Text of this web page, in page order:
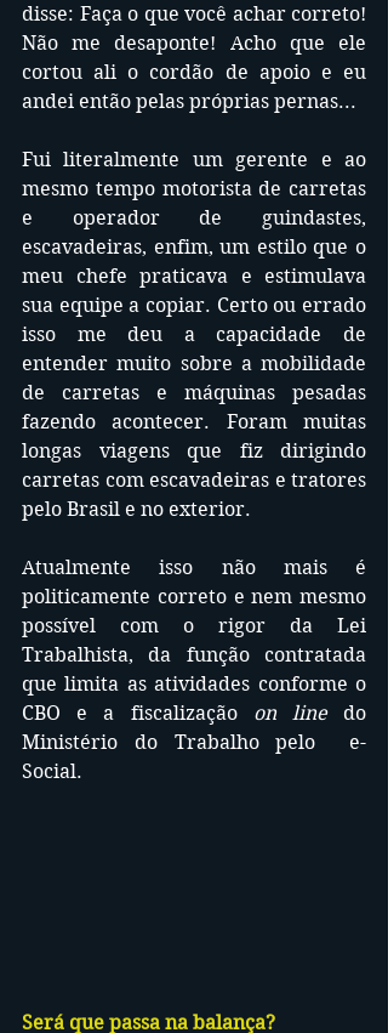
disse: Faça o que você achar correto!
Não me desaponte! Acho que ele
cortou ali o cordão de apoio e eu
andei então pelas próprias pernas...
Fui literalmente um gerente e ao
mesmo tempo motorista de carretas
e operador de guindastes,
escavadeiras, enfim, um estilo que o
meu chefe praticava e estimulava
sua equipe a copiar. Certo ou errado
isso me deu a capacidade de
entender muito sobre a mobilidade
de carretas e máquinas pesadas
fazendo acontecer. Foram muitas
longas viagens que fiz dirigindo
carretas com escavadeiras e tratores
pelo Brasil e no exterior.
Atualmente isso não mais é
politicamente correto e nem mesmo
possível com o rigor da Lei
Trabalhista, da função contratada
que limita as atividades conforme o
CBO e a fiscalização on line do
Ministério do Trabalho pelo  e-
Social.
Será que passa na balança?